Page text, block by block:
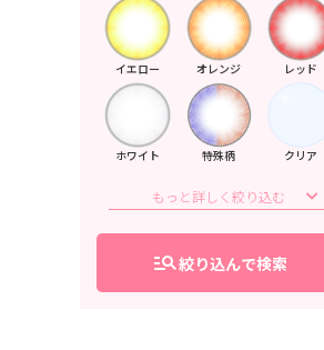
イエロー オレンジ レッド
ホワイト 特殊柄 クリア
manage_search絞り込んで検索